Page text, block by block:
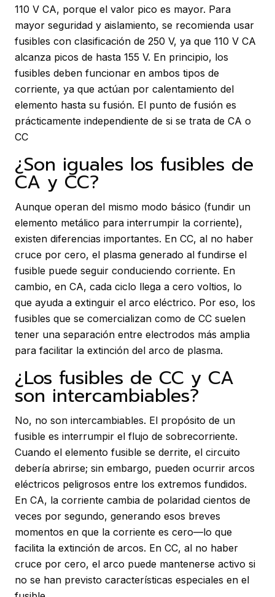
110 V CA, porque el valor pico es mayor. Para
mayor seguridad y aislamiento, se recomienda usar
fusibles con clasificación de 250 V, ya que 110 V CA
alcanza picos de hasta 155 V. En principio, los
fusibles deben funcionar en ambos tipos de
corriente, ya que actúan por calentamiento del
elemento hasta su fusión. El punto de fusión es
prácticamente independiente de si se trata de CA o
CC
¿Son iguales los fusibles de
CA y CC?
Aunque operan del mismo modo básico (fundir un
elemento metálico para interrumpir la corriente),
existen diferencias importantes. En CC, al no haber
cruce por cero, el plasma generado al fundirse el
fusible puede seguir conduciendo corriente. En
cambio, en CA, cada ciclo llega a cero voltios, lo
que ayuda a extinguir el arco eléctrico. Por eso, los
fusibles que se comercializan como de CC suelen
tener una separación entre electrodos más amplia
para facilitar la extinción del arco de plasma.
¿Los fusibles de CC y CA
son intercambiables?
No, no son intercambiables. El propósito de un
fusible es interrumpir el flujo de sobrecorriente.
Cuando el elemento fusible se derrite, el circuito
debería abrirse; sin embargo, pueden ocurrir arcos
eléctricos peligrosos entre los extremos fundidos.
En CA, la corriente cambia de polaridad cientos de
veces por segundo, generando esos breves
momentos en que la corriente es cero—lo que
facilita la extinción de arcos. En CC, al no haber
cruce por cero, el arco puede mantenerse activo si
no se han previsto características especiales en el